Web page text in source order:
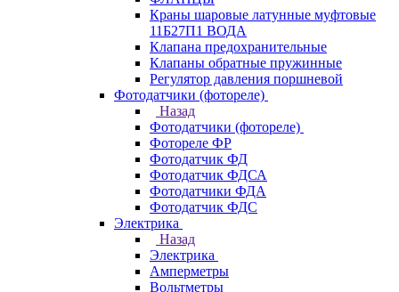
Краны шаровые латунные муфтовые
11Б27П1 ВОДА
Клапана предохранительные
Клапаны обратные пружинные
Регулятор давления поршневой
Фотодатчики (фотореле)
Назад
Фотодатчики (фотореле)
Фотореле ФР
Фотодатчик ФД
Фотодатчик ФДСА
Фотодатчики ФДА
Фотодатчик ФДС
Электрика
Назад
Электрика
Амперметры
Вольтметры